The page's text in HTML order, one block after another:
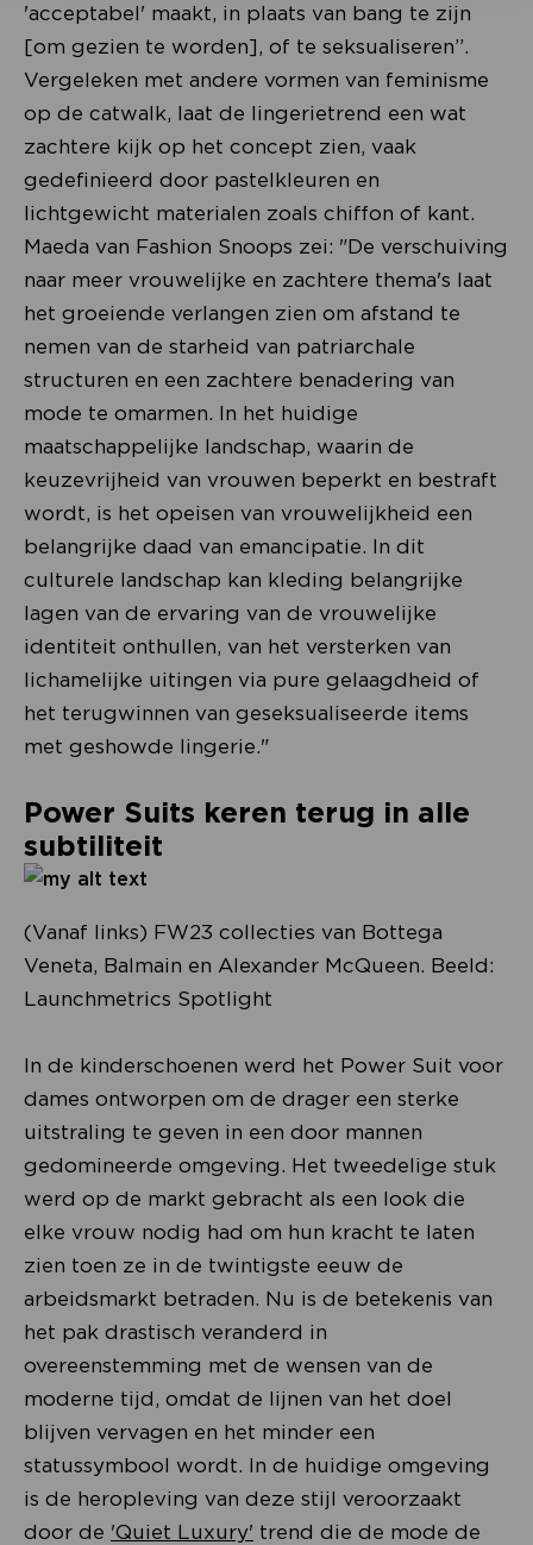
'acceptabel' maakt, in plaats van bang te zijn
[om gezien te worden], of te seksualiseren”.
Vergeleken met andere vormen van feminisme
op de catwalk, laat de lingerietrend een wat
zachtere kijk op het concept zien, vaak
gedefinieerd door pastelkleuren en
lichtgewicht materialen zoals chiffon of kant.
Maeda van Fashion Snoops zei: "De verschuiving
naar meer vrouwelijke en zachtere thema's laat
het groeiende verlangen zien om afstand te
nemen van de starheid van patriarchale
structuren en een zachtere benadering van
mode te omarmen. In het huidige
maatschappelijke landschap, waarin de
keuzevrijheid van vrouwen beperkt en bestraft
wordt, is het opeisen van vrouwelijkheid een
belangrijke daad van emancipatie. In dit
culturele landschap kan kleding belangrijke
lagen van de ervaring van de vrouwelijke
identiteit onthullen, van het versterken van
lichamelijke uitingen via pure gelaagdheid of
het terugwinnen van geseksualiseerde items
met geshowde lingerie."
Power Suits keren terug in alle
subtiliteit
(Vanaf links) FW23 collecties van Bottega
Veneta, Balmain en Alexander McQueen. Beeld:
Launchmetrics Spotlight
In de kinderschoenen werd het Power Suit voor
dames ontworpen om de drager een sterke
uitstraling te geven in een door mannen
gedomineerde omgeving. Het tweedelige stuk
werd op de markt gebracht als een look die
elke vrouw nodig had om hun kracht te laten
zien toen ze in de twintigste eeuw de
arbeidsmarkt betraden. Nu is de betekenis van
het pak drastisch veranderd in
overeenstemming met de wensen van de
moderne tijd, omdat de lijnen van het doel
blijven vervagen en het minder een
statussymbool wordt. In de huidige omgeving
is de heropleving van deze stijl veroorzaakt
door de 'Quiet Luxury' trend die de mode de